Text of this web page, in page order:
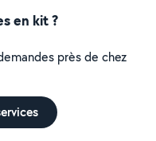
en kit ?
près de chez